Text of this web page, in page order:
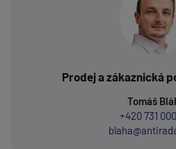
Prodej a zákaznická
Tomáš
+420 731